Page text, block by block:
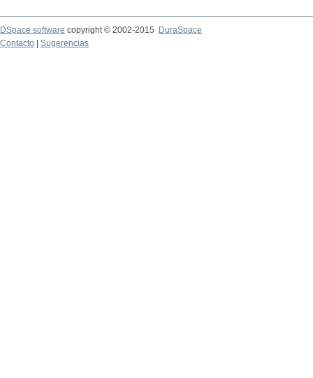
DSpace software copyright © 2002-2015
DuraSpace
Contacto
Sugerencias